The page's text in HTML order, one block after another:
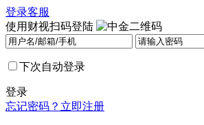
登录客服
使用财视扫码登陆
下次自动登录
登录
忘记密码？ 立即注册